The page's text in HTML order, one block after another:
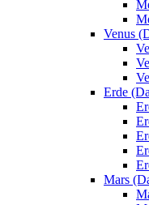
Venus
Erde
Mars